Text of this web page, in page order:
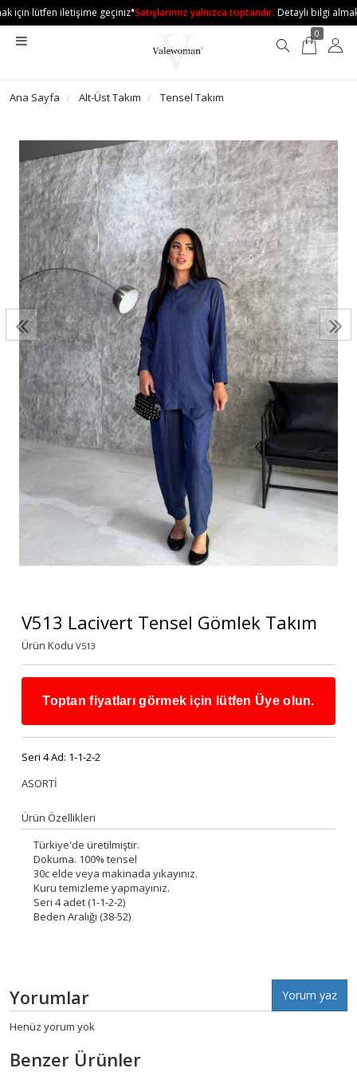
için lütfen iletişime geçiniz•Satışlarımız yalnızca toptandır.Detaylı bilgi almak
0
Ana Sayfa Alt-Üst Takım Tensel Takım
V513 Lacivert Tensel Gömlek Takım
Ürün Kodu V513
Toptan fiyatları görmek için lütfen Üye olun.
Seri 4 Ad: 1-1-2-2
ASORTİ
Ürün Özellikleri
Türkiye'de üretilmiştir.
Dokuma. 100% tensel
30c elde veya makinada yıkayınız.
Kuru temizleme yapmayınız.
Seri 4 adet (1-1-2-2)
Beden Aralığı (38-52)
Yorumlar Yorum yaz
Henüz yorum yok
Benzer Ürünler